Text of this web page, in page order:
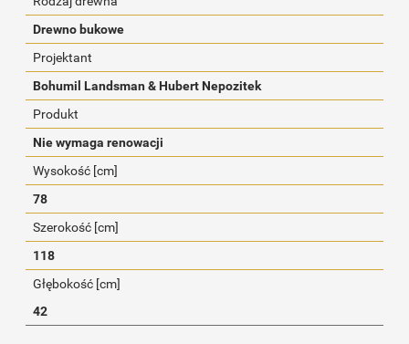
Drewno bukowe
Projektant
Bohumil Landsman & Hubert Nepozitek
Produkt
Nie wymaga renowacji
Wysokość [cm]
78
Szerokość [cm]
118
Głębokość [cm]
42